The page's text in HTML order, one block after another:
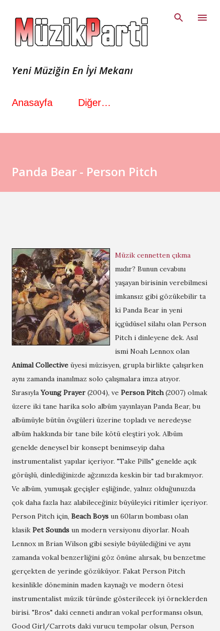
Yeni Müziğin En İyi Mekanı
Anasayfa Diğer…
Panda Bear - Person Pitch
Müzik cennetten çıkma
mıdır? Bunun cevabını
yaşayan birisinin verebilmesi
imkansız gibi gözükebilir ta
ki Panda Bear in yeni
içgüdüsel silahı olan Person
Pitch i dinleyene dek. Asıl
ismi Noah Lennox olan
Animal Collective üyesi müzisyen, grupla birlikte çalışırken
aynı zamanda inanılmaz solo çalışmalara imza atıyor.
SırasıylaYoung Prayer (2004), ve Person Pitch (2007) olmak
üzere iki tane harika solo albüm yayınlayan Panda Bear, bu
albümüyle bütün övgüleri üzerine topladı ve neredeyse
albüm hakkında bir tane bile kötü eleştiri yok. Albüm
genelde deneysel bir konsept benimseyip daha
instrumentalist yapılar içeriyor. "Take Pills" genelde açık
görüşlü, dinlediğinizde ağzınızda keskin bir tad bırakmıyor.
Ve albüm, yumuşak geçişler eşliğinde, yalnız olduğunuzda
çok daha fazla haz alabileceğiniz büyüleyici ritimler içeriyor.
Person Pitch için, Beach Boys un 60ların bombası olan
klasik Pet Sounds un modern versiyonu diyorlar. Noah
Lennox ın Brian Wilson gibi sesiyle büyülediğini ve aynı
zamanda vokal benzerliğini göz önüne alırsak, bu benzetme
gerçekten de yerinde gözüküyor. Fakat Person Pitch
kesinlikle döneminin maden kaynağı ve modern ötesi
instrumentalist müzik türünde gösterilecek iyi örneklerden
birisi. "Bros" daki cenneti andıran vokal performansı olsun,
Good Girl/Carrots daki vurucu tempolar olsun, Person